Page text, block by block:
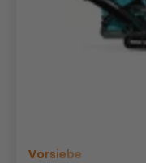
Vorsiebe